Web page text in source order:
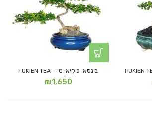
בונסאי פוקיאן טי – FUKIEN TEA
₪1,650